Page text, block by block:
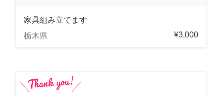
家具組み立てます
栃木県
¥3,000